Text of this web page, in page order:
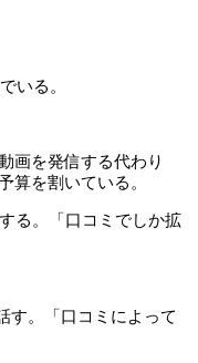
いる。
画を発信する代わり
算を割いている。
る。「口コミでしか拡
す。「口コミによって